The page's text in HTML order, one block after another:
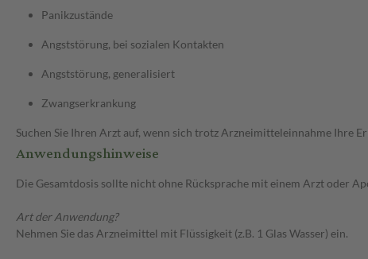
Panikzustände
Angststörung, bei sozialen Kontakten
Angststörung, generalisiert
Zwangserkrankung
Suchen Sie Ihren Arzt auf, wenn sich trotz Arzneimitteleinnahme Ihre
Anwendungshinweise
Die Gesamtdosis sollte nicht ohne Rücksprache mit einem Arzt oder
Art der Anwendung?
Nehmen Sie das Arzneimittel mit Flüssigkeit (z.B. 1 Glas Wasser) ein.